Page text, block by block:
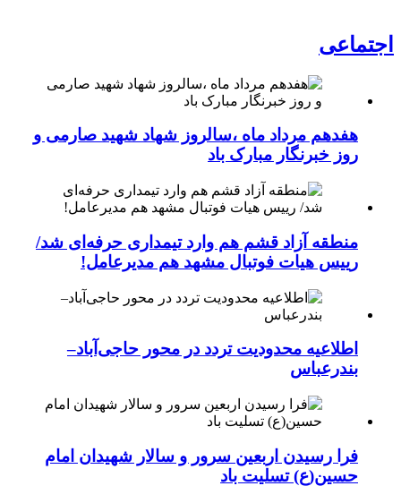
اجتماعی
هفدهم مرداد ماه ،سالروز شهاد شهید صارمی و
روز خبرنگار مبارک باد
منطقه آزاد قشم هم وارد تیمداری حرفه‌ای شد/
رییس هیات فوتبال مشهد هم مدیرعامل!
اطلاعیه محدودیت تردد در محور حاجی‌آباد–
بندرعباس
فرا رسیدن اربعین سرور و سالار شهیدان امام
حسین(ع) تسلیت باد